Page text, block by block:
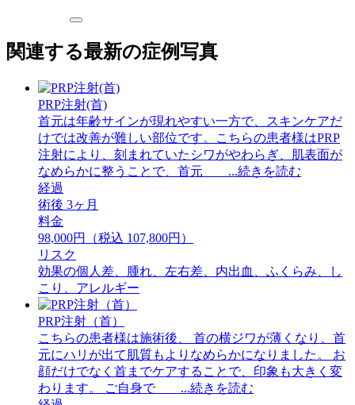
関連する最新の症例写真
PRP注射(首)
首元は年齢サインが現れやすい一方で、スキンケアだ
けでは改善が難しい部位です。こちらの患者様はPRP
注射により、刻まれていたシワがやわらぎ、肌表面が
なめらかに整うことで、首元 ...続きを読む
経過
術後 3ヶ月
料金
98,000円（税込 107,800円）
リスク
効果の個人差、腫れ、左右差、内出血、ふくらみ、し
こり、アレルギー
PRP注射（首）
こちらの患者様は施術後、 首の横ジワが薄くなり、首
元にハリが出て肌質もよりなめらかになりました。 お
顔だけでなく首までケアすることで、印象も大きく変
わります。 ご自身で ...続きを読む